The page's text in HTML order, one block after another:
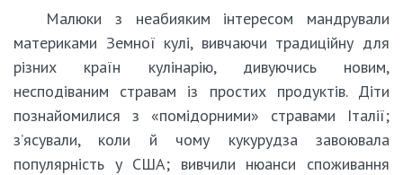
Малюки з неабияким інтересом мандрували
материками Земної кулі, вивчаючи традиційну для
різних країн кулінарію, дивуючись новим,
несподіваним стравам із простих продуктів. Діти
познайомилися з «помідорними» стравами Італії;
з’ясували, коли й чому кукурудза завоювала
популярність у США; вивчили нюанси споживання